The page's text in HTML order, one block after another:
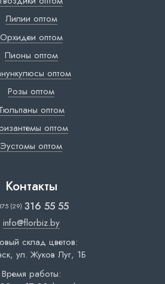
Лилии оптом
Орхидеи оптом
Пионы оптом
оптом
Розы оптом
оптом
оптом
Эустомы оптом
Контакты
(29) 316 55 55
info@florbiz.by
склад цветов:
ул. Жуков Луг, 1Б
Время работы: